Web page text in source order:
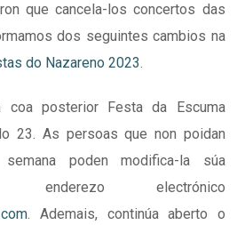
que cancela-los concertos das
dos seguintes cambios na
do Nazareno 2023
posterior Festa da Escuma
23. As persoas que non poidan
poden modifica-la súa
electrónico
. Ademais, continúa aberto o